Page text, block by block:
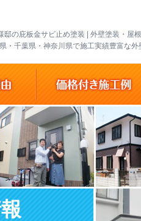
邸の庇板金サビ止め塗装 | 外壁塗装・屋
・千葉県・神奈川県で施工実績豊富な外